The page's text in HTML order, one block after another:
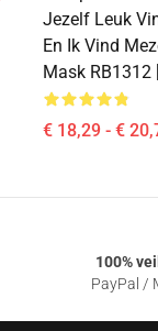
Jezelf Leuk
En Ik Vind
Mask RB1312
€ 18,29 - €
100%
PayPal /